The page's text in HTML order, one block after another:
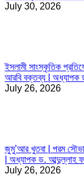
July 30, 2026
ইসলামী সাংস্কৃতিক
আরবি বক্তব্য | অধ্যাপক
July 26, 2026
জুমু’আর খুতবা | পরম
| অধ্যাপক ড. আব্দুল্লাহ
July 26, 2026